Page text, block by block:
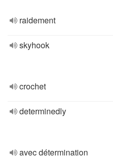
raidement
skyhook
crochet
determinedly
avec détermination